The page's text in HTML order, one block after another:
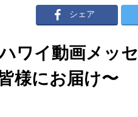
シェア
ワイ動画メッセ
様にお届け〜